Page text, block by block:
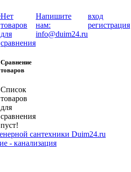
Нет
товаров
для
сравнения
Сравнение
товаров
Список
товаров
для
сравнения
пуст!
Напишите
нам:
info@duim24.ru
вход
регистрация
- канализация